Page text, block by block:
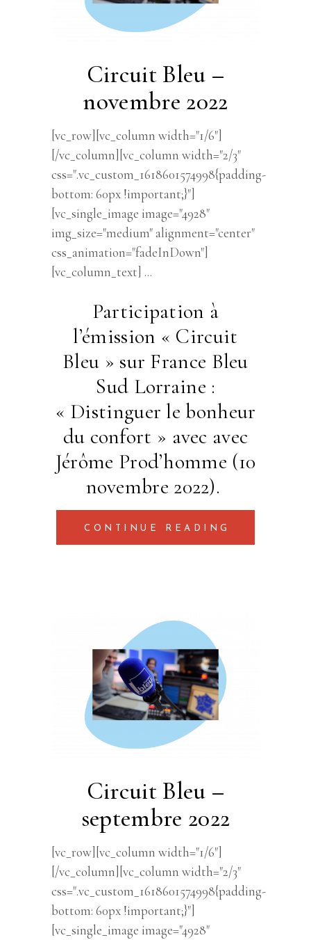
Circuit Bleu –
novembre 2022
[vc_row][vc_column width="1/6"]
[/vc_column][vc_column width="2/3"
css=".vc_custom_1618601574998{padding-
bottom: 60px !important;}"]
[vc_single_image image="4928"
img_size="medium" alignment="center"
css_animation="fadeInDown"]
[vc_column_text]
Participation à
l’émission « Circuit
Bleu » sur France Bleu
Sud Lorraine :
« Distinguer le bonheur
du confort » avec avec
Jérôme Prod’homme (10
novembre 2022).
CONTINUE READING
Circuit Bleu –
septembre 2022
[vc_row][vc_column width="1/6"]
[/vc_column][vc_column width="2/3"
css=".vc_custom_1618601574998{padding-
bottom: 60px !important;}"]
[vc_single_image image="4928"